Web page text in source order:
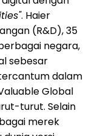
. Haier
(R&D), 35
negara,
sebesar
tercantum dalam
Global
turut. Selain
merek